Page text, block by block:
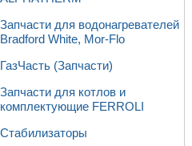
Запчасти для водонагревателей
Bradford White, Mor-Flo
ГазЧасть (Запчасти)
Запчасти для котлов и
комплектующие FERROLI
Стабилизаторы